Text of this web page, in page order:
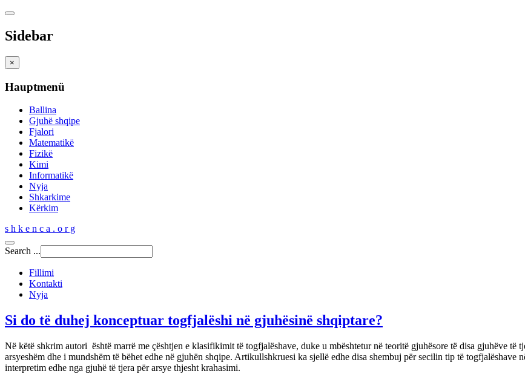
Sidebar
×
Hauptmenü
Ballina
Gjuhë shqipe
Fjalori
Matematikë
Fizikë
Kimi
Informatikë
Nyja
Shkarkime
Kërkim
s h k e n c a . o r g
Search ...
Fillimi
Kontakti
Nyja
Si do të duhej konceptuar togfjalëshi në gjuhësinë shqiptare?
Në këtë shkrim autori është marrë me çështjen e klasifikimit të togfjalëshave, duke u mbështetur në teoritë gjuhësore të disa gjuhëve të
arsyeshëm dhe i mundshëm të bëhet edhe në gjuhën shqipe. Artikullshkruesi ka sjellë edhe disa shembuj për secilin tip të togfjalëshave
interpretim edhe nga gjuhë të tjera për arsye thjesht krahasimi.